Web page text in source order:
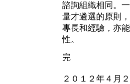
諮詢組織相同。
量才遴選的原則
專長和經驗，亦
性。
完
２０１２年４月